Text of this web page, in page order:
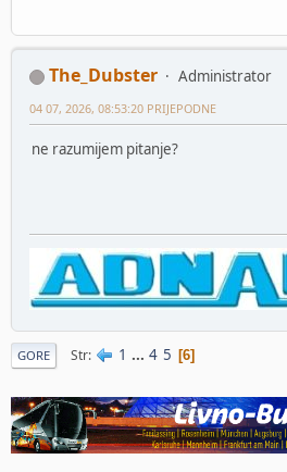
The_Dubster
Administrator
04 07, 2026, 08:53:20 PRIJEPODNE
ne razumijem pitanje?
GORE Str 1 ... 4 5 6